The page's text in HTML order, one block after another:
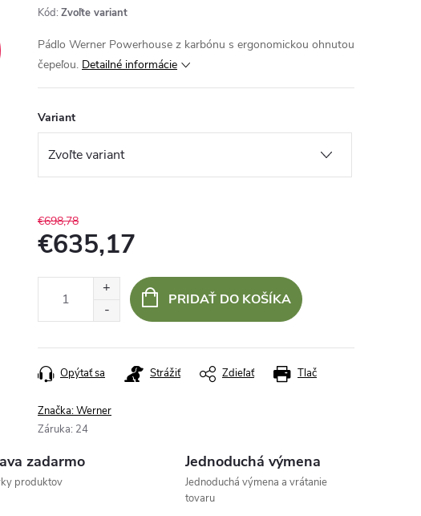
Kód: Zvoľte variant
Pádlo Werner Powerhouse z karbónu s ergonomickou ohnutou
čepeľou. Detailné informácie
Variant
€698,78
€635,17
PRIDAŤ DO KOŠÍKA
Tlač
Opýtať sa Strážiť Zdieľať
Značka:Werner
Záruka: 24
zadarmo
produktov
Jednoduchá výmena
Jednoduchá výmena a vrátanie
tovaru